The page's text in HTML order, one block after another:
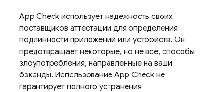
App Check использует надежность своих
поставщиков аттестации для определения
подлинности приложений или устройств. Он
предотвращает некоторые, но не все, способы
злоупотребления, направленные на ваши
бэкэнды. Использование App Check не
гарантирует полного устранения